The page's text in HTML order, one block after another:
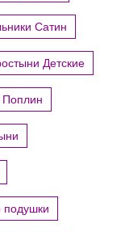
Сатин
Детские
Поплин